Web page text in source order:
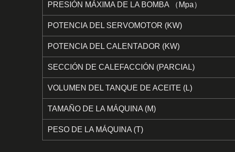
PRESIÓN MÁXIMA DE LA BOMBA （Mpa）
POTENCIA DEL SERVOMOTOR (KW)
POTENCIA DEL CALENTADOR (KW)
SECCIÓN DE CALEFACCIÓN (PARCIAL)
VOLUMEN DEL TANQUE DE ACEITE (L)
TAMAÑO DE LA MÁQUINA (M)
PESO DE LA MÁQUINA (T)